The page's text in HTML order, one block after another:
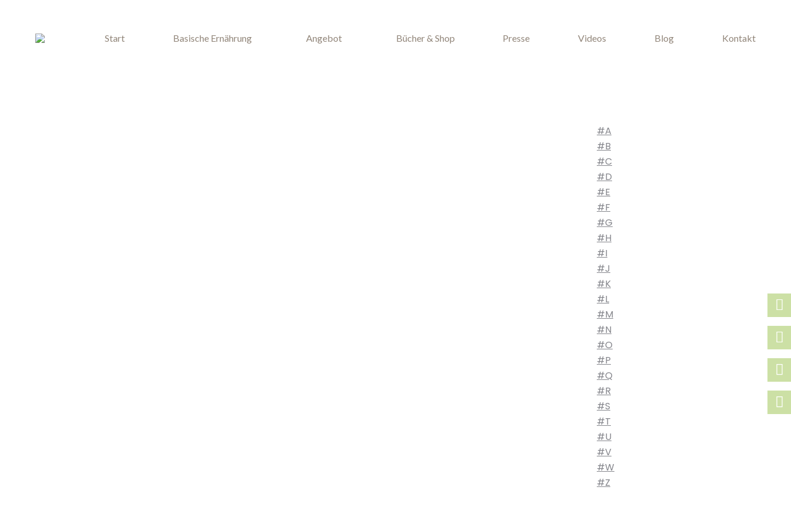
Start Basische Ernährung Angebot Bücher & Shop Presse Videos Blog Kontakt
#A
#B
#C
#D
#E
#F
#G
#H
#I
#J
#K
#L
#M
#N
#O
#P
#Q
#R
#S
#T
#U
#V
#W
#Z